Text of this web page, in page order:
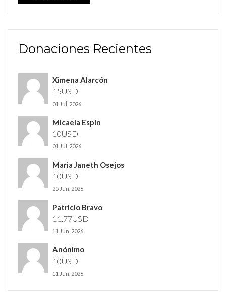
Donaciones Recientes
Ximena Alarcón
15USD
01 Jul, 2026
Micaela Espin
10USD
01 Jul, 2026
Maria Janeth Osejos
10USD
25 Jun, 2026
Patricio Bravo
11.77USD
11 Jun, 2026
Anónimo
10USD
11 Jun, 2026